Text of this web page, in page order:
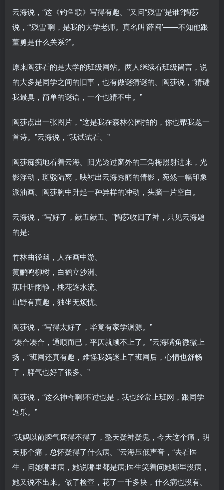
云海说，“这《钓鱼歌》写得有趣。”又问“残雪”是谁?陶莎
说，“‘残雪’啊，是我的大学老师。真名叫‘薛闽’——不知他跟
董勇是什么关系?”。
原来陶莎看的是大学的班级网站。两人继续看班级留言，说
的大多是同学之间的旧事，也有做谜猜谜的。陶莎说，“猜谜
我最臭，简单的谜语，一个也猜不中。”
陶莎点出一张图片，“这是我在森林公园拍的，你也帮我题一
首诗。”云海说，“我试试看。”
陶莎痴痴地看着云海。阳光透过窗外的三角梅照射进来，光
影浮动，斑驳陆离，映衬出云海秀丽的倩影，宛然一幅印象
派油画。陶莎胸中升起一种异样的冲动，头脑一片空白。
云海说，“写好了，献丑献丑。”陶莎收回了神，只见云海题
的是:
竹林曲径幽，人在画中游。
黄鹂鸣柳树，白鹤立沙洲。
蕉叶听雨静，桃花逐水流。
山野有真趣，独坐无烦忧。
陶莎说，“写得太好了，毕竟有家学渊源。”
“凑合凑合，通顺而已，平仄就顾不上了。”云海嘴角微微上
扬，“班网还真有趣，难怪我妈迷上了班网后，心情也舒畅
了，脾气也好了很多。”
陶莎说，“这么神奇啊!不过也是，我也经常上班网，跟同学
逗乐。”
“我妈以前脾气坏得不得了，整天疑神疑鬼，今天这个痛，明
天那个痛，总怀疑得了什么病。”云海压低声音，“去看医
生，问她哪里病，她说哪里都是病;医生笑着问她哪里没病，
她又说不出来。做了检查，花了一千多块，什么病也没有。